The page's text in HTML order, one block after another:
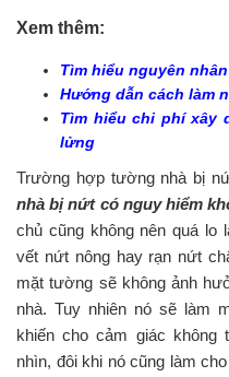
Xem thêm:
Tìm hiểu nguyên
Hướng dẫn cách làm
Tìm hiểu chi phí xây
lửng
Trường hợp tường nhà bị
nhà bị nứt có nguy hiểm
chủ cũng không nên quá lo
vết nứt nông hay rạn nứt
mặt tường sẽ không ảnh
nhà. Tuy nhiên nó sẽ làm
khiến cho cảm giác
nhìn, đôi khi nó cũng làm